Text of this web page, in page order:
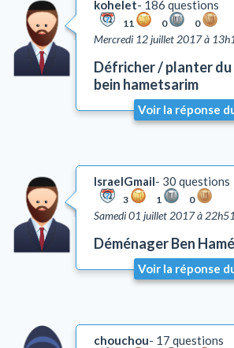
kohelet 186 questions
11 0 0
Mercredi 12 juillet 2017 à
Défricher / planter
bein hametsarim
Voir la réponse
IsraelGmail 30 questions
3 1 0
Samedi 01 juillet 2017 à 22h51
Déménager Ben
Voir la réponse
chouchou 17 questions